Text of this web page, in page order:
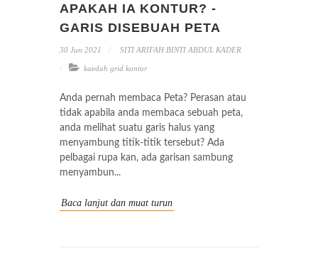
APAKAH IA KONTUR? -
GARIS DISEBUAH PETA
30 Jun 2021 SITI ARIFAH BINTI ABDUL KADER
kaedah grid kontur
Anda pernah membaca Peta? Perasan atau
tidak apabila anda membaca sebuah peta,
anda melihat suatu garis halus yang
menyambung titik-titik tersebut? Ada
pelbagai rupa kan, ada garisan sambung
menyambun...
Baca lanjut dan muat turun